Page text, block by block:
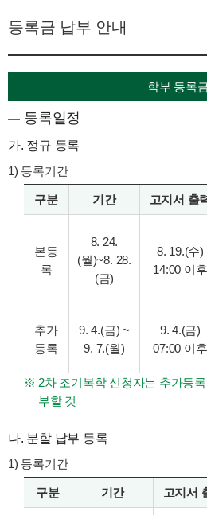
등록금 납부 안내
학부 등록
등록일정
가. 정규 등록
1) 등록기간
구분 기간 고지서 출
본등
록
8. 24.
(월)~8. 28.
(금)
8. 19.(수)
14:00 이후
추가
등록
9. 4.(금) ~
9. 7.(월)
9. 4.(금)
07:00 이후
2차 조기복학 신청자는 추가등
부할 것
나. 분할 납부 등록
1) 등록기간
구분 기간 고지서